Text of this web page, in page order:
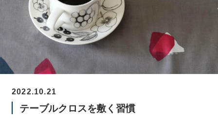
2022.10.21
テーブルクロスを敷く習慣